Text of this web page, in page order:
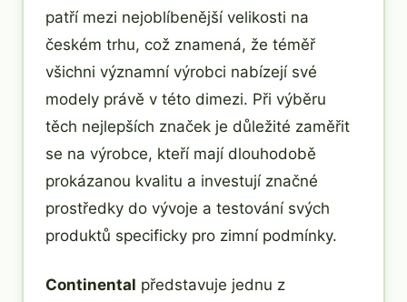
patří mezi nejoblíbenější velikosti na
českém trhu, což znamená, že téměř
všichni významní výrobci nabízejí své
modely právě v této dimezi. Při výběru
těch nejlepších značek je důležité zaměřit
se na výrobce, kteří mají dlouhodobě
prokázanou kvalitu a investují značné
prostředky do vývoje a testování svých
produktů specificky pro zimní podmínky.
Continental představuje jednu z